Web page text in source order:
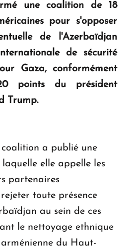
de résilience et d'avenir
Regency d'Arménie
à Dilijan
une coalition de 18
pour s'opposer
de l'Azerbaïdjan
de sécurité
Gaza, conformément
points du président
Trump.
a publié une
elle appelle les
partenaires
toute présence
au sein de ces
le nettoyage ethnique
du Haut-